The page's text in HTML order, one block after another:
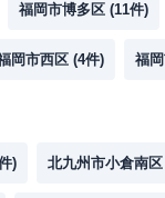
福岡市博多区 (11件)
岡市西区 (4件) 福
) 北九州市小倉南区